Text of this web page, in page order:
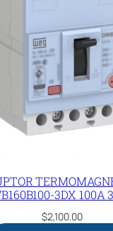
3DX 100A
$2,100.00